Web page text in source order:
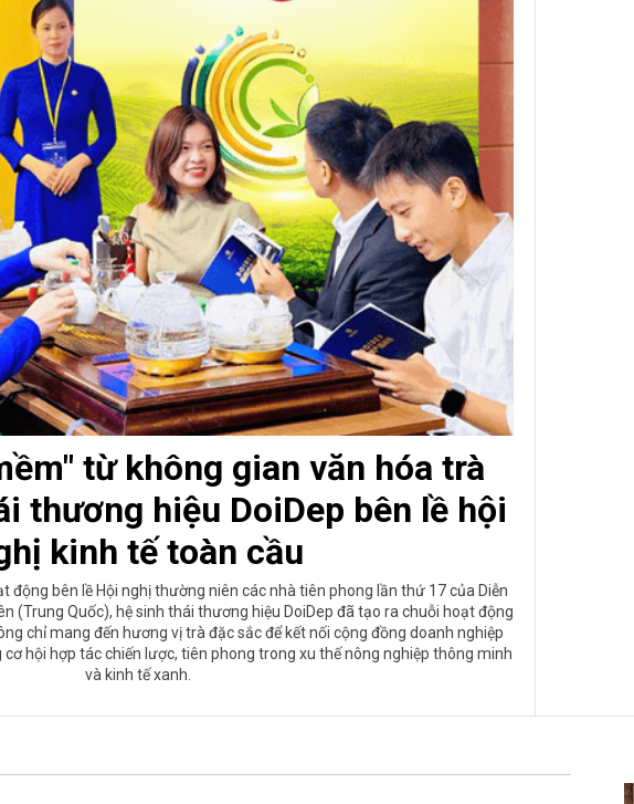
từ không gian văn hóa trà
thương hiệu DoiDep bên lề hội
kinh tế toàn cầu
động bên lề Hội nghị thường niên các nhà tiên phong lần thứ 17 của Diễn
(Trung Quốc), hệ sinh thái thương hiệu DoiDep đã tạo ra chuỗi hoạt động
chỉ mang đến hương vị trà đặc sắc để kết nối cộng đồng doanh nghiệp
hội hợp tác chiến lược, tiên phong trong xu thế nông nghiệp thông minh
và kinh tế xanh.